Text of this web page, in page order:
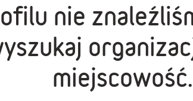
nie
miejscowość.